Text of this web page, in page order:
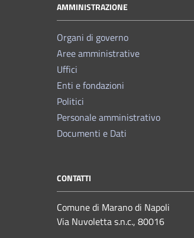
AMMINISTRAZIONE
Organi di governo
Aree amministrative
Uffici
Enti e fondazioni
Politici
Personale amministrativo
Documenti e Dati
CONTATTI
Comune di Marano di Napoli
Via Nuvoletta s.n.c., 80016